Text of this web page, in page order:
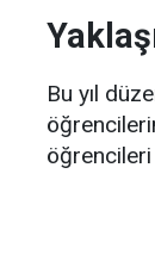
Bu yıl
öğrencileri